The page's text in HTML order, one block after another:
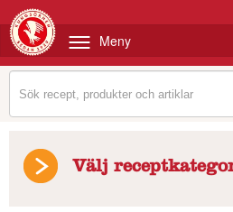
Meny
Välj